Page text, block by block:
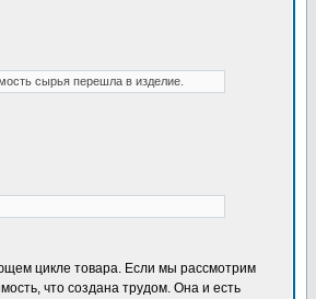
сырья перешла в изделие.
цикле товара. Если мы рассмотрим
что создана трудом. Она и есть